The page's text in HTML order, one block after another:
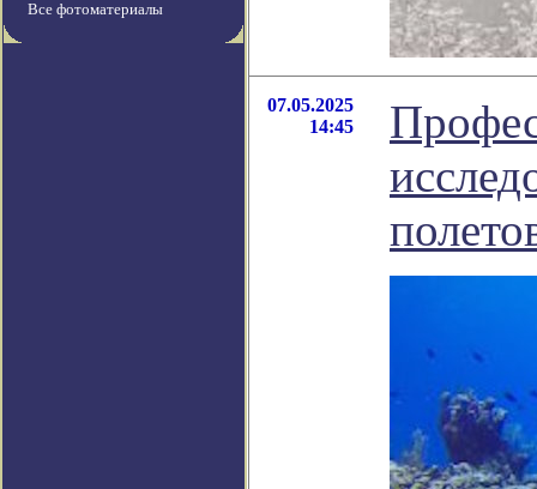
Все фотоматериалы
07.05.2025
14:45